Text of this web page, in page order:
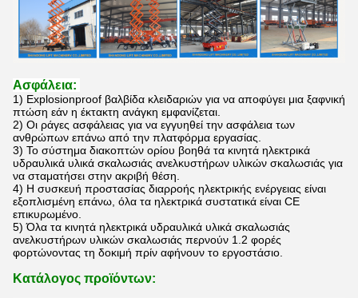
Ασφάλεια:
1) Explosionproof βαλβίδα κλειδαριών για να αποφύγει μια ξαφνική
πτώση εάν η έκτακτη ανάγκη εμφανίζεται.
2) Οι ράγες ασφάλειας για να εγγυηθεί την ασφάλεια των
ανθρώπων επάνω από την πλατφόρμα εργασίας.
3) Το σύστημα διακοπτών ορίου βοηθά τα κινητά ηλεκτρικά
υδραυλικά υλικά σκαλωσιάς ανελκυστήρων υλικών σκαλωσιάς για
να σταματήσει στην ακριβή θέση.
4) Η συσκευή προστασίας διαρροής ηλεκτρικής ενέργειας είναι
εξοπλισμένη επάνω, όλα τα ηλεκτρικά συστατικά είναι CE
επικυρωμένο.
5)Όλα τα κινητά ηλεκτρικά υδραυλικά υλικά σκαλωσιάς
ανελκυστήρων υλικών σκαλωσιάς περνούν 1.2 φορές
φορτώνοντας τη δοκιμή πρίν αφήνουν το εργοστάσιο.
Κατάλογος προϊόντων: